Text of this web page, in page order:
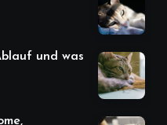
und was